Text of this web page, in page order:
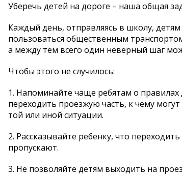
Уберечь детей на дороге – наша общая
Каждый день, отправляясь в школу,
пользоваться общественным
а между тем всего один неверный шаг
Чтобы этого не случилось:
1. Напоминайте чаще ребятам о
переходить проезжую часть, к чему
той или иной ситуации.
2. Рассказывайте ребенку, что
пропускают.
3. Не позволяйте детям выходить на